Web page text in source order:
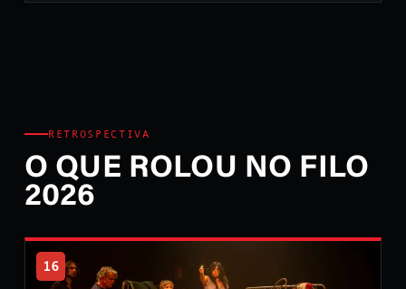
RETROSPECTIVA
O QUE ROLOU NO FILO
2026
16